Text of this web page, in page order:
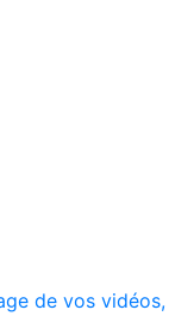
de vos vidéos,